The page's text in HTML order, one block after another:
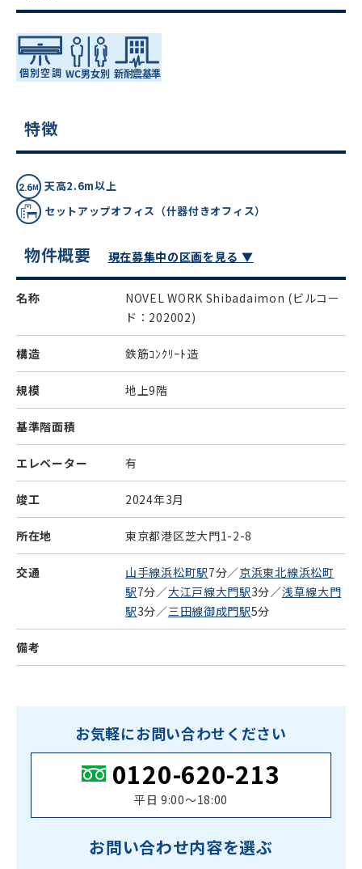
特徴
天高2.6m以上
セットアップオフィス（什器付きオフィス）
物件概要 現在募集中の区画を見る ▼
名称 NOVEL WORK Shibadaimon (ビルコー
ド：202002)
構造 鉄筋ｺﾝｸﾘｰﾄ造
規模 地上9階
基準階面積
エレベーター 有
竣工 2024年3月
所在地 東京都港区芝大門1-2-8
交通 山手線浜松町駅7分／京浜東北線浜松町
駅7分／大江戸線大門駅3分／浅草線大門
駅3分／三田線御成門駅5分
備考
お気軽にお問い合わせください
0120-620-213
平日 9:00〜18:00
お問い合わせ内容を選ぶ